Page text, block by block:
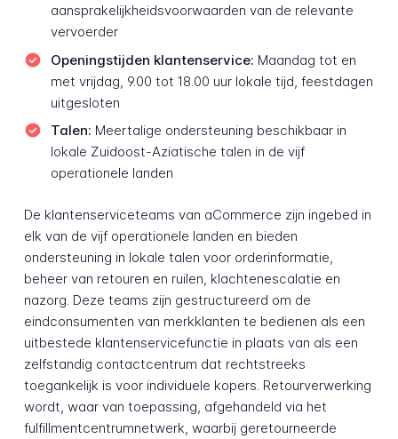
aansprakelijkheidsvoorwaarden van de relevante
vervoerder
Openingstijden klantenservice: Maandag tot en
met vrijdag, 9.00 tot 18.00 uur lokale tijd, feestdagen
uitgesloten
Talen: Meertalige ondersteuning beschikbaar in
lokale Zuidoost-Aziatische talen in de vijf
operationele landen
De klantenserviceteams van aCommerce zijn ingebed in
elk van de vijf operationele landen en bieden
ondersteuning in lokale talen voor orderinformatie,
beheer van retouren en ruilen, klachtenescalatie en
nazorg. Deze teams zijn gestructureerd om de
eindconsumenten van merkklanten te bedienen als een
uitbestede klantenservicefunctie in plaats van als een
zelfstandig contactcentrum dat rechtstreeks
toegankelijk is voor individuele kopers. Retourverwerking
wordt, waar van toepassing, afgehandeld via het
fulfillmentcentrumnetwerk, waarbij geretourneerde